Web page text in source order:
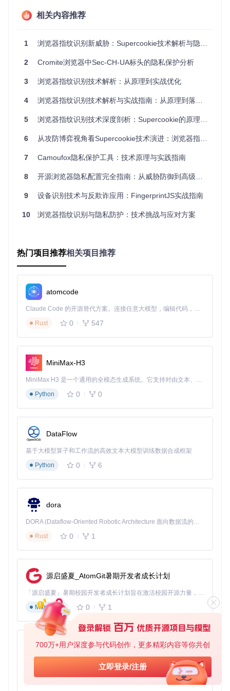
700万+用户深度参与代码创作，更多精彩内容等你共创
立即登录/注册
ine-collection
数据
☆
--force-punycode-ho
强制将国际域名转换为
★★
--disable-grease-tls
禁用TLS GREASE随机
★☆
ungoogled-chromium \
  --disable-search-engine-collection \
适用场景：所有注重隐私保护的用户，特别是经常访问未知或
某些网站功能可能依赖ping机制，启用
响其正常工作
配置验证清单：
使用开发者工具网络面板过滤"ping"请求，确认无相关请
访问国际域名网站，检查地址栏显示是否为punycode格式
使用TLS检测工具验证TLS握手过程是否已禁用GREASE
机制
实现基础指纹伪装：浏览器数字身份变形术
隐私风险场景
幕分辨率、系统字体等）构建唯一"指纹"，即使清除Cookie也
能识别您的身份，这种技术被广泛用于跨网站追踪。
解决方案
浏览器特征的独特性，使您的浏览器指纹与其他用户相似，从
而降低被单独识别的风险。
核心配置参数：
效
果
--enable-features=ReducedSystem
Info
化
系
信
固定硬件并
发数为2，
--user-agent="Mozilla/5.0 (X11; Lin
ux x86_64) AppleWebKit/537.36 (K
HTML, like Gecko) Chrome/112.0.
户
代
理
字
串
使用通用U
避免暴露具
相关内容推荐
1 浏览器指纹识别新威胁：Supercookie技术解析与隐私防护体系构建
2 Cromite浏览器中Sec-CH-UA标头的隐私保护分析
3 浏览器指纹识别技术解析：从原理到实战优化
4 浏览器指纹识别技术解析与实战指南：从原理到落地的7个关键维度
5 浏览器指纹识别技术深度剖析：Supercookie的原理、挑战与防御策略
6 从攻防博弈视角看Supercookie技术演进：浏览器指纹识别的隐蔽战场
7 Camoufox隐私保护工具：技术原理与实践指南
8 开源浏览器隐私配置完全指南：从威胁防御到高级策略
9 设备识别技术与反欺诈应用：FingerprintJS实战指南
10 浏览器指纹识别与隐私防护：技术挑战与应对方案
热门项目推荐相关项目推荐
atomcode
Claude Code 的开源替代方案。连接任意大模型，编辑代码，运行命令，自动验证 — 全自动执行。用 Rust 构建，极致性能。 ｜ An open-source alternative to Claude Code. Connect any LLM, edit code, run commands, and verify changes — autonomously. Built in Rust for speed. Get Started
Rust
0 547
MiniMax-H3
MiniMax H3 是一个通用的全模态生成系统。它支持对由文本、图像、视频和音频组成的多模态上下文进行统一理解，并能生成分辨率高达 2K、时长可达 15 秒的带原生立体声音频的视频。得益于面向任务泛化的系统设计，H3 在预训练阶段就已具备广泛的多模态上下文理解与生成能力，能够出色地执行复杂的多模态指令。
Python
0 0
DataFlow
基于大模型算子和工作流的高效文本大模型训练数据合成框架
Python
0 6
dora
DORA (Dataflow-Oriented Robotic Architecture 面向数据流的机器人架构) 是为 AI 与具身智能机器人打造的高性能开发框架，以数据流范式重构开发逻辑，原生支持分布式部署与端边云协同 —— 无需复杂适配，即可实现一体端到端具身大小脑、VLA等模型部署，无缝衔接感知、推理、控制全链路，让 AI 能力与机器人动作深度融合。 依托 Rust 内核与零拷贝通信技术，它将具身大小脑、VLA等模型推理、多模态数据融合延迟压缩至微秒级，同时兼容 ROS2 生态与国产 AI 芯片，彻底降低具身智能机器人的开发门槛，让分布式部署下的 AI 赋能创新更高效、更灵活。
Rust
0 1
源启盛夏_AtomGit暑期开发者成长计划
「源启盛夏」暑期校园开发者成长计划旨在激活校园开源力量，通过积分激励、认证扶持、资源倾斜等形式，引导高校组织和开发者完成「入驻 — 建项目 — 做贡献 — 获认证 — 得资源」的完整闭环。无论你是想带领社团入驻平台的组织者，还是希望用代码贡献证明自己的开发者，都能在这里找到属于你的成长路径。
Markdown
0 1
py-xiaozhi
基于Python的Xiaozhi AI，适用于想要完整Xiaozhi体验而无需拥有专用硬件的用户。
Python
0 1